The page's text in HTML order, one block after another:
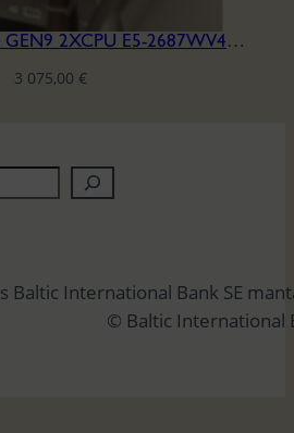
HP SERVER DL360 GEN9 2XCPU E5-2687WV4, RAM 12X64GB SSD 2X960GB, LAN 2X10G
3 075,00 €
Baltic International Bank SE
© Baltic International